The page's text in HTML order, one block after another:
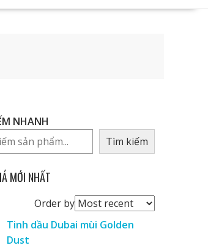
NHANH
Tìm kiếm
MỚI NHẤT
Order byOrder
reviews
by
Tinh dầu Dubai mùi Golden
Dust